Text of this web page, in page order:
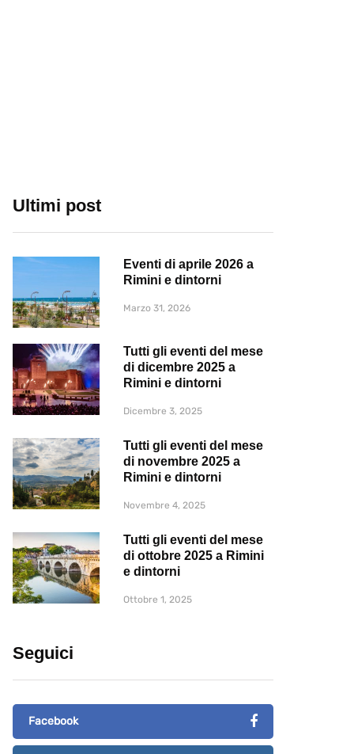
Ultimi post
Eventi di aprile 2026 a
Rimini e dintorni
Marzo 31, 2026
Tutti gli eventi del mese
di dicembre 2025 a
Rimini e dintorni
Dicembre 3, 2025
Tutti gli eventi del mese
di novembre 2025 a
Rimini e dintorni
Novembre 4, 2025
Tutti gli eventi del mese
di ottobre 2025 a Rimini
e dintorni
Ottobre 1, 2025
Seguici
Facebook